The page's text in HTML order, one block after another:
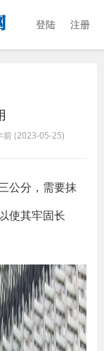
登陆 注册
前 (2023-05-25)
公分，需要抹
使其牢固长